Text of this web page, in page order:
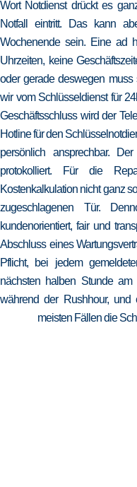
Wort Notdienst drückt es
Notfall eintritt. Das kann
Wochenende sein. Eine ad
Uhrzeiten, keine
oder gerade deswegen muss
wir vom Schlüsseldienst für
Geschäftsschluss wird der
Hotline für den
persönlich ansprechbar.
protokolliert. Für die
Kostenkalkulation nicht ganz
zugeschlagenen Tür.
kundenorientiert, fair und
Abschluss eines
Pflicht, bei jedem
nächsten halben Stunde
während der Rushhour,
meisten Fällen die